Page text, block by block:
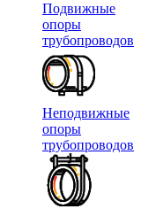
Подвижные
опоры
трубопроводов
Неподвижные
опоры
трубопроводов